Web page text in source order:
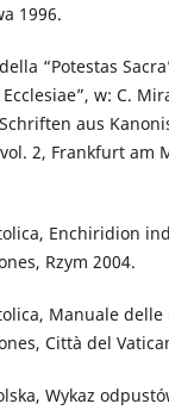
1996.
“Potestas
w: C.
aus
2, Frankfurt am
Enchiridion
Rzym 2004.
Manuale
Città del
Wykaz